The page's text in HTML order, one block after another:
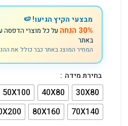
מבצעי הקיץ הגיעו! 🍉
30% הנחה
על כל מוצרי הדפסה
באתר
המחיר המוצג באתר כבר כולל את
בחירת מידה
30X80
40X80
50X100
70X140
80X160